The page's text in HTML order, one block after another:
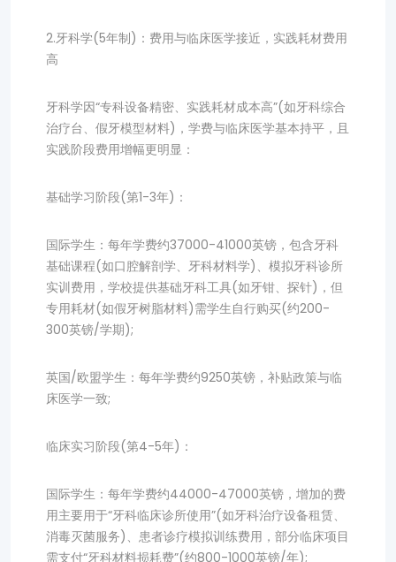
2.牙科学(5年制)：费用与临床医学接近，实践耗材费用
高
牙科学因“专科设备精密、实践耗材成本高”(如牙科综合
治疗台、假牙模型材料)，学费与临床医学基本持平，且
实践阶段费用增幅更明显：
基础学习阶段(第1-3年)：
国际学生：每年学费约37000-41000英镑，包含牙科
基础课程(如口腔解剖学、牙科材料学)、模拟牙科诊所
实训费用，学校提供基础牙科工具(如牙钳、探针)，但
专用耗材(如假牙树脂材料)需学生自行购买(约200-
300英镑/学期);
英国/欧盟学生：每年学费约9250英镑，补贴政策与临
床医学一致;
临床实习阶段(第4-5年)：
国际学生：每年学费约44000-47000英镑，增加的费
用主要用于“牙科临床诊所使用”(如牙科治疗设备租赁、
消毒灭菌服务)、患者诊疗模拟训练费用，部分临床项目
需支付“牙科材料损耗费”(约800-1000英镑/年);